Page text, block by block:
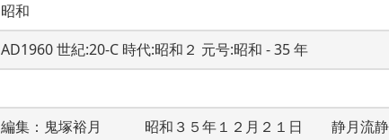
昭和
AD1960 世紀:20-C 時代:昭和２ 元号:昭和 - 35 年
編集：鬼塚裕月　　　昭和３５年１２月２１日　　静月流